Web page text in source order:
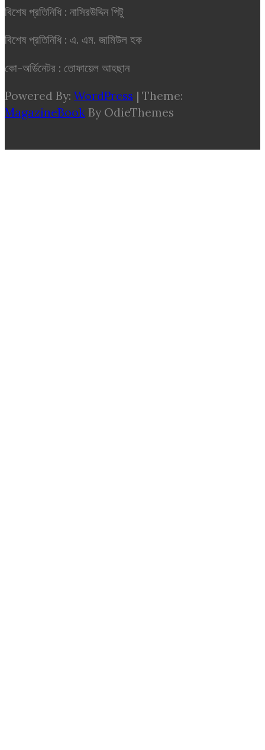
বিশেষ প্রতিনিধি : নাসিরউদ্দিন পিটু
বিশেষ প্রতিনিধি : এ. এম. জামিউল হক
কো-অর্ডিনেটর : তোফায়েল আহছান
Powered By: WordPress | Theme:
MagazineBook By OdieThemes